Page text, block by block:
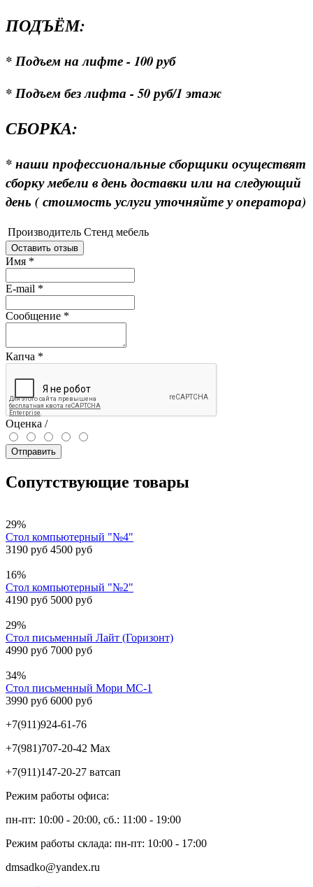
ПОДЪЁМ:
* Подъем на лифте - 100 руб
* Подъем без лифта - 50 руб/1 этаж
СБОРКА:
* наши профессиональные сборщики осуществят
сборку мебели в день доставки или на следующий
день ( стоимость услуги уточняйте у оператора)
Производитель Стенд мебель
Оставить отзыв
Имя *
E-mail *
Сообщение *
Капча *
Оценка /
Отправить
Сопутствующие товары
29%
Стол компьютерный "№4"
3190 руб 4500 руб
16%
Стол компьютерный "№2"
4190 руб 5000 руб
29%
Стол письменный Лайт (Горизонт)
4990 руб 7000 руб
34%
Стол письменный Мори МС-1
3990 руб 6000 руб
+7(911)924-61-76
+7(981)707-20-42 Max
+7(911)147-20-27 ватсап
Режим работы офиса:
пн-пт: 10:00 - 20:00, сб.: 11:00 - 19:00
Режим работы склада: пн-пт: 10:00 - 17:00
dmsadko@yandex.ru